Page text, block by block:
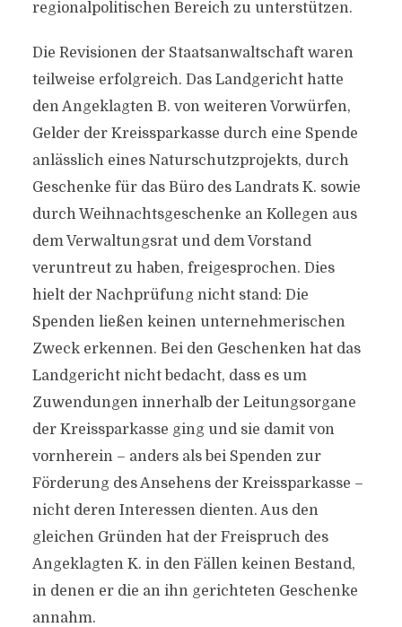
regionalpolitischen Bereich zu unterstützen.
Die Revisionen der Staatsanwaltschaft waren
teilweise erfolgreich. Das Landgericht hatte
den Angeklagten B. von weiteren Vorwürfen,
Gelder der Kreissparkasse durch eine Spende
anlässlich eines Naturschutzprojekts, durch
Geschenke für das Büro des Landrats K. sowie
durch Weihnachtsgeschenke an Kollegen aus
dem Verwaltungsrat und dem Vorstand
veruntreut zu haben, freigesprochen. Dies
hielt der Nachprüfung nicht stand: Die
Spenden ließen keinen unternehmerischen
Zweck erkennen. Bei den Geschenken hat das
Landgericht nicht bedacht, dass es um
Zuwendungen innerhalb der Leitungsorgane
der Kreissparkasse ging und sie damit von
vornherein – anders als bei Spenden zur
Förderung des Ansehens der Kreissparkasse –
nicht deren Interessen dienten. Aus den
gleichen Gründen hat der Freispruch des
Angeklagten K. in den Fällen keinen Bestand,
in denen er die an ihn gerichteten Geschenke
annahm.